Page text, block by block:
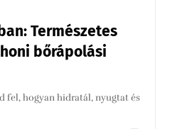
Természetes
bőrápolási
fel, hogyan hidratál, nyugtat és